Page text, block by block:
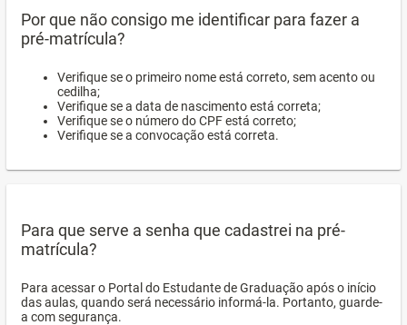
Por que não consigo me identificar para fazer a
pré-matrícula?
Verifique se o primeiro nome está correto, sem acento ou
cedilha;
Verifique se a data de nascimento está correta;
Verifique se o número do CPF está correto;
Verifique se a convocação está correta.
Para que serve a senha que cadastrei na pré-
matrícula?
Para acessar o Portal do Estudante de Graduação após o início
das aulas, quando será necessário informá-la. Portanto, guarde-
a com segurança.